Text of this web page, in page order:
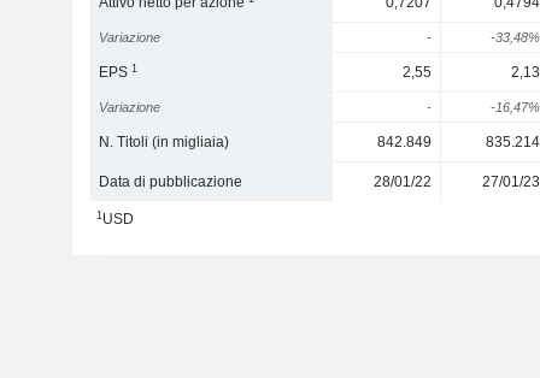
Variazione - -33,48%
EPS1 2,55 2,13
Variazione - -16,47%
N. Titoli (in migliaia) 842.849 835.214
Data di pubblicazione 28/01/22 27/01/23
1USD